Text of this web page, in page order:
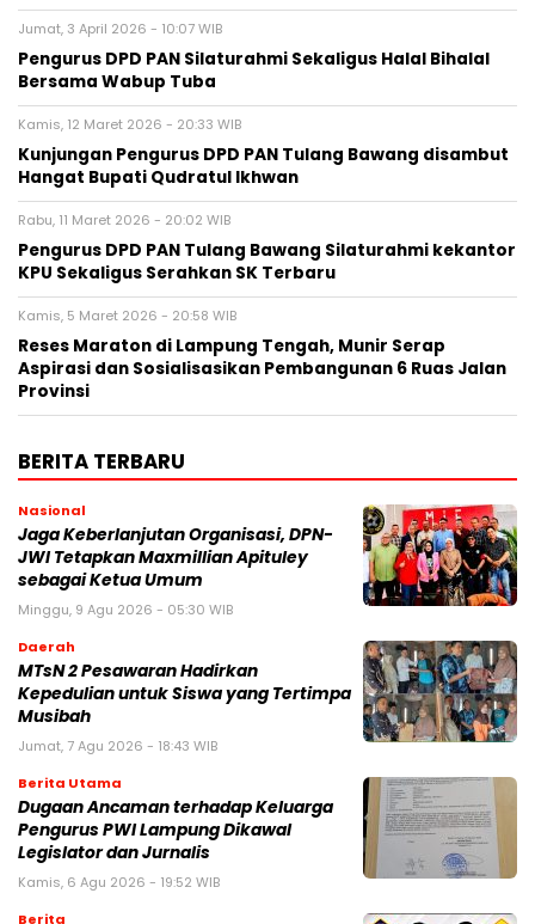
Jumat, 3 April 2026 - 10:07 WIB
Pengurus DPD PAN Silaturahmi Sekaligus Halal Bihalal
Bersama Wabup Tuba
Kamis, 12 Maret 2026 - 20:33 WIB
Kunjungan Pengurus DPD PAN Tulang Bawang disambut
Hangat Bupati Qudratul Ikhwan
Rabu, 11 Maret 2026 - 20:02 WIB
Pengurus DPD PAN Tulang Bawang Silaturahmi kekantor
KPU Sekaligus Serahkan SK Terbaru
Kamis, 5 Maret 2026 - 20:58 WIB
Reses Maraton di Lampung Tengah, Munir Serap
Aspirasi dan Sosialisasikan Pembangunan 6 Ruas Jalan
Provinsi
BERITA TERBARU
Nasional
Jaga Keberlanjutan Organisasi, DPN-
JWI Tetapkan Maxmillian Apituley
sebagai Ketua Umum
Minggu, 9 Agu 2026 - 05:30 WIB
Daerah
MTsN 2 Pesawaran Hadirkan
Kepedulian untuk Siswa yang Tertimpa
Musibah
Jumat, 7 Agu 2026 - 18:43 WIB
Berita Utama
Dugaan Ancaman terhadap Keluarga
Pengurus PWI Lampung Dikawal
Legislator dan Jurnalis
Kamis, 6 Agu 2026 - 19:52 WIB
Berita